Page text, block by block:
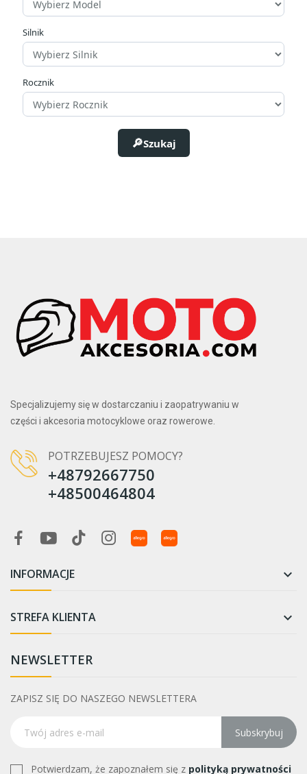
Silnik
Rocznik
Szukaj
Specjalizujemy się w dostarczaniu i zaopatrywaniu w
części i akcesoria motocyklowe oraz rowerowe.
POTRZEBUJESZ POMOCY?
+48792667750
+48500464804
INFORMACJE 
STREFA KLIENTA 
NEWSLETTER
ZAPISZ SIĘ DO NASZEGO NEWSLETTERA
Subskrybuj
Potwierdzam, że zapoznałem się z polityką prywatności